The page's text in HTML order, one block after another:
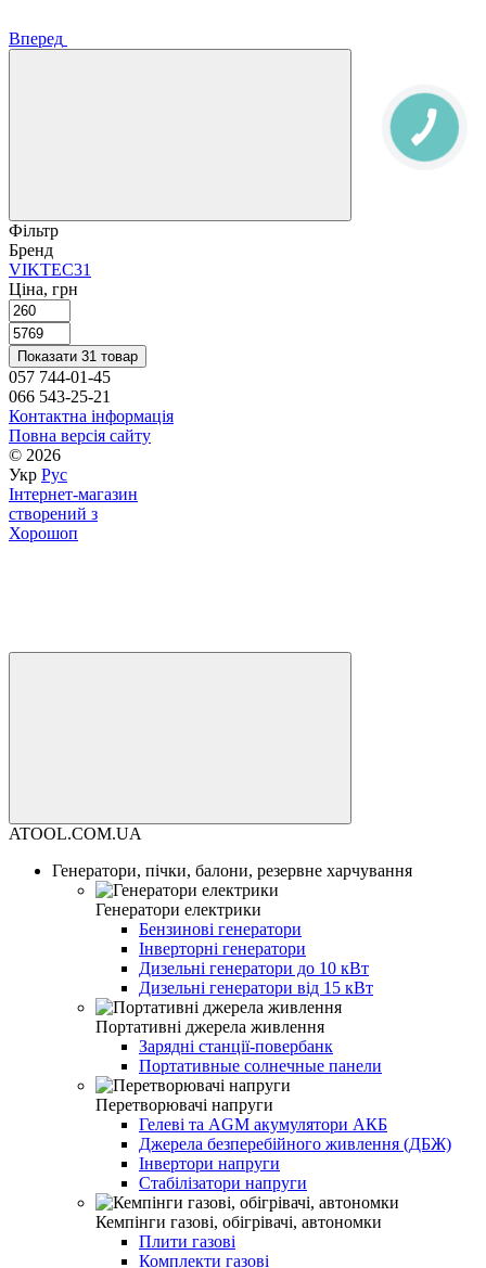
Вперед
Фільтр
Бренд
VIKTEC31
Ціна, грн
Показати 31 товар
057 744-01-45
066 543-25-21
Контактна інформація
Повна версія сайту
© 2026
Укр Рус
Інтернет-магазин
створений з
Хорошоп
ATOOL.COM.UA
Генератори, пічки, балони, резервне харчування
Генератори електрики
Бензинові генератори
Інверторні генератори
Дизельні генератори до 10 кВт
Дизельні генератори від 15 кВт
Портативні джерела живлення
Зарядні станції-повербанк
Портативные солнечные панели
Перетворювачі напруги
Гелеві та AGM акумулятори АКБ
Джерела безперебійного живлення (ДБЖ)
Інвертори напруги
Стабілізатори напруги
Кемпінги газові, обігрівачі, автономки
Плити газові
Комплекти газові